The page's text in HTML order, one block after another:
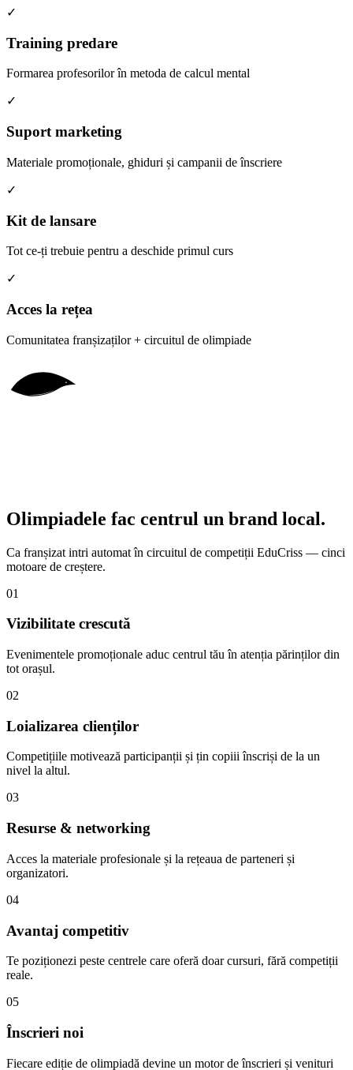
✓
Training predare
Formarea profesorilor în metoda de calcul mental
✓
Suport marketing
Materiale promoționale, ghiduri și campanii de înscriere
✓
Kit de lansare
Tot ce-ți trebuie pentru a deschide primul curs
✓
Acces la rețea
Comunitatea franșizaților + circuitul de olimpiade
Olimpiadele fac centrul un brand local.
Ca franșizat intri automat în circuitul de competiții EduCriss — cinci
motoare de creștere.
01
Vizibilitate crescută
Evenimentele promoționale aduc centrul tău în atenția părinților din
tot orașul.
02
Loializarea clienților
Competițiile motivează participanții și țin copiii înscriși de la un
nivel la altul.
03
Resurse & networking
Acces la materiale profesionale și la rețeaua de parteneri și
organizatori.
04
Avantaj competitiv
Te poziționezi peste centrele care oferă doar cursuri, fără competiții
reale.
05
Înscrieri noi
Fiecare ediție de olimpiadă devine un motor de înscrieri și venituri